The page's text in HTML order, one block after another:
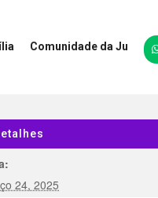
Comunidade da Ju
24, 2025